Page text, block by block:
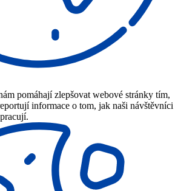
pomáhají zlepšovat webové stránky tím,
informace o tom, jak naši návštěvníci